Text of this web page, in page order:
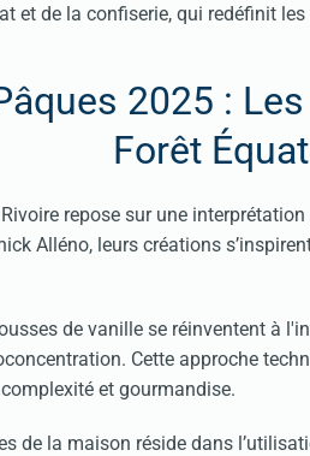
et de la confiserie, qui redéfinit
2025 :
Forêt
repose sur une
Alléno, leurs créations
de vanille se réinventent à
Cette approche
et gourmandise.
de la maison réside dans